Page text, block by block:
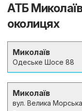
АТБ
околицях
Миколаїв
Одеське Шосе 88
Миколаїв
вул. Велика